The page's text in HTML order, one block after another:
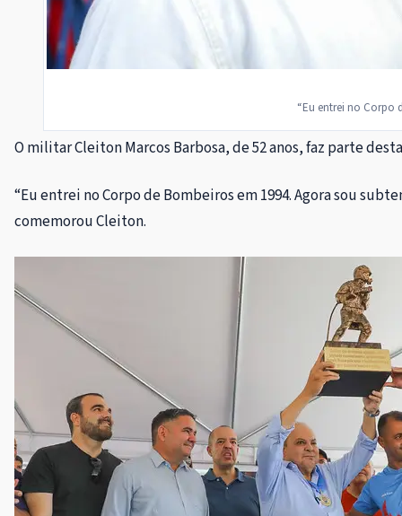
“Eu entrei no Corpo
O militar Cleiton Marcos Barbosa, de 52 anos, faz parte
“Eu entrei no Corpo de Bombeiros em 1994. Agora sou
comemorou Cleiton.